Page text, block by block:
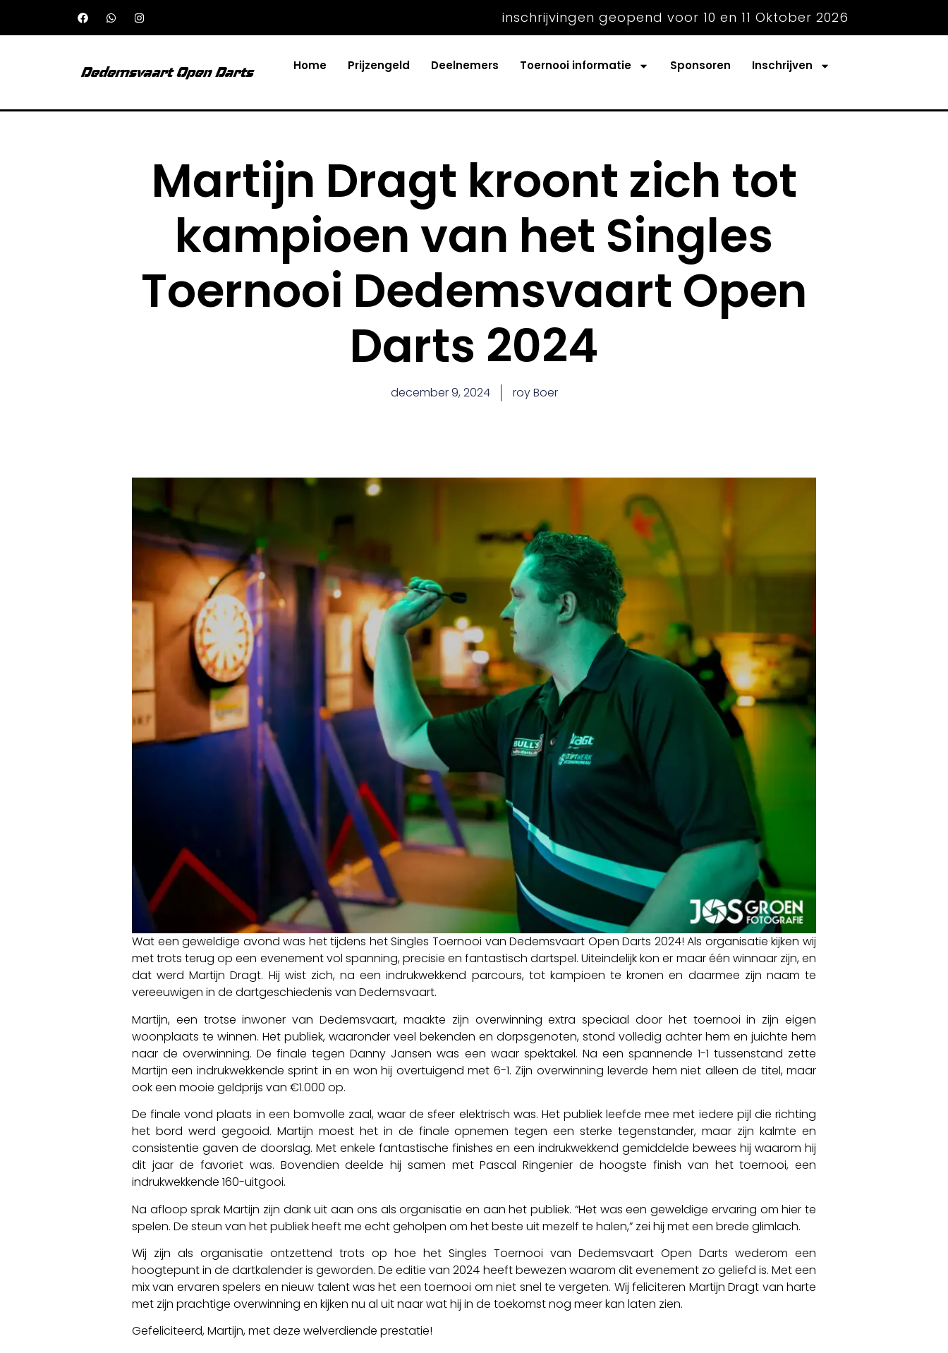
inschrijvingen geopend voor 10 en 11 Oktober 2026
Home Prijzengeld Deelnemers Toernooi informatie Sponsoren Inschrijven
Martijn Dragt kroont zich tot
kampioen van het Singles
Toernooi Dedemsvaart Open
Darts 2024
december 9, 2024 roy Boer
Wat een geweldige avond was het tijdens het Singles Toernooi van Dedemsvaart Open Darts 2024! Als organisatie kijken wij
met trots terug op een evenement vol spanning, precisie en fantastisch dartspel. Uiteindelijk kon er maar één winnaar zijn, en
dat werd Martijn Dragt. Hij wist zich, na een indrukwekkend parcours, tot kampioen te kronen en daarmee zijn naam te
vereeuwigen in de dartgeschiedenis van Dedemsvaart.
Martijn, een trotse inwoner van Dedemsvaart, maakte zijn overwinning extra speciaal door het toernooi in zijn eigen
woonplaats te winnen. Het publiek, waaronder veel bekenden en dorpsgenoten, stond volledig achter hem en juichte hem
naar de overwinning. De finale tegen Danny Jansen was een waar spektakel. Na een spannende 1-1 tussenstand zette
Martijn een indrukwekkende sprint in en won hij overtuigend met 6-1. Zijn overwinning leverde hem niet alleen de titel, maar
ook een mooie geldprijs van €1.000 op.
De finale vond plaats in een bomvolle zaal, waar de sfeer elektrisch was. Het publiek leefde mee met iedere pijl die richting
het bord werd gegooid. Martijn moest het in de finale opnemen tegen een sterke tegenstander, maar zijn kalmte en
consistentie gaven de doorslag. Met enkele fantastische finishes en een indrukwekkend gemiddelde bewees hij waarom hij
dit jaar de favoriet was. Bovendien deelde hij samen met Pascal Ringenier de hoogste finish van het toernooi, een
indrukwekkende 160-uitgooi.
Na afloop sprak Martijn zijn dank uit aan ons als organisatie en aan het publiek. “Het was een geweldige ervaring om hier te
spelen. De steun van het publiek heeft me echt geholpen om het beste uit mezelf te halen,” zei hij met een brede glimlach.
Wij zijn als organisatie ontzettend trots op hoe het Singles Toernooi van Dedemsvaart Open Darts wederom een
hoogtepunt in de dartkalender is geworden. De editie van 2024 heeft bewezen waarom dit evenement zo geliefd is. Met een
mix van ervaren spelers en nieuw talent was het een toernooi om niet snel te vergeten. Wij feliciteren Martijn Dragt van harte
met zijn prachtige overwinning en kijken nu al uit naar wat hij in de toekomst nog meer kan laten zien.
Gefeliciteerd, Martijn, met deze welverdiende prestatie!